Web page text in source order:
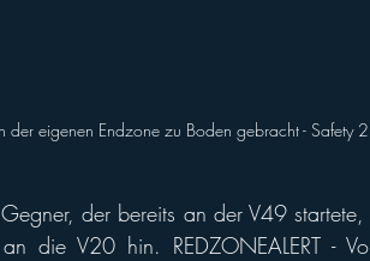
eigenen Endzone zu Boden gebracht - Safety
der bereits an der V49
die V20 hin. REDZONEALERT -